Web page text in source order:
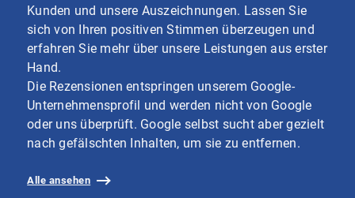
Kunden und unsere Auszeichnungen. Lassen Sie
sich von Ihren positiven Stimmen überzeugen und
erfahren Sie mehr über unsere Leistungen aus erster
Hand.
Die Rezensionen entspringen unserem Google-
Unternehmensprofil und werden nicht von Google
oder uns überprüft. Google selbst sucht aber gezielt
nach gefälschten Inhalten, um sie zu entfernen.
Alle ansehen